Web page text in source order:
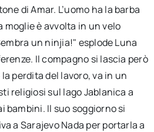
di Amar. L’uomo ha la barba
moglie è avvolta in un velo
un ninjia!" esplode Luna
Il compagno si lascia però
perdita del lavoro, va in un
religiosi sul lago Jablanica a
bambini. Il suo soggiorno si
a Sarajevo Nada per portarla a